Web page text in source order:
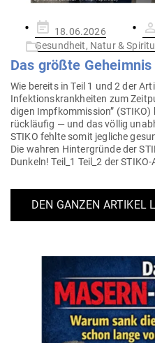
Gepostet
am
18.06.2026
Gesundheit, Natur &
Das größte Geheimnis
Wie bereits in Teil 1 und 2 der
Infek­ti­ons­krank­heiten zum
digen Impf­kom­mission”
rück­läufig — und das völlig
STIKO fehlte somit jeg­liche
Die wahren Hin­ter­gründe der
Dunkeln! Teil_1 Teil_2 der
DEN GANZEN ARTIKEL